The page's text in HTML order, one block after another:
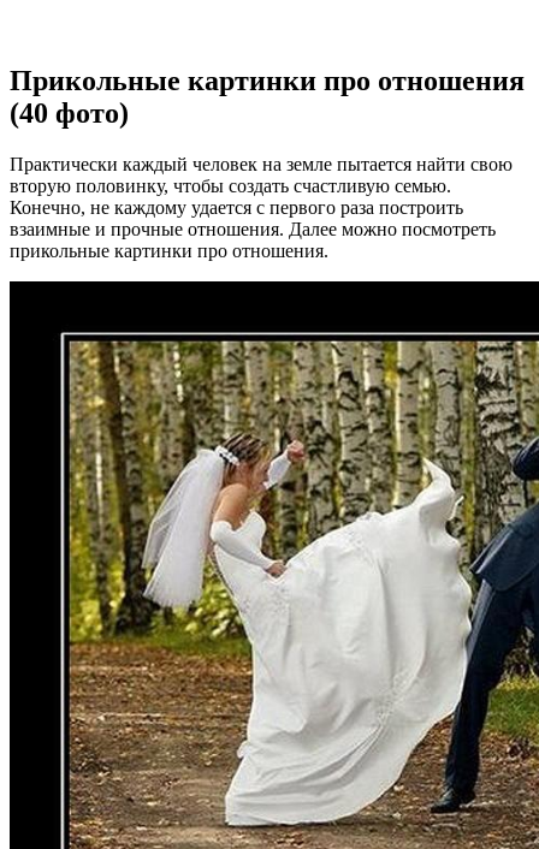
Прикольные картинки про отношения
(40 фото)
Практически каждый человек на земле пытается найти свою
вторую половинку, чтобы создать счастливую семью.
Конечно, не каждому удается с первого раза построить
взаимные и прочные отношения. Далее можно посмотреть
прикольные картинки про отношения.